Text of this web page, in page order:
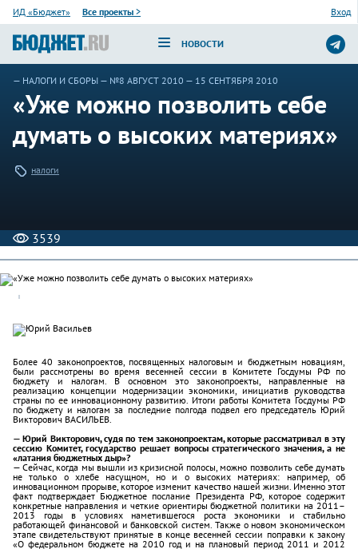
ИД «Бюджет» Все проекты > Вход
НОВОСТИ
— НАЛОГИ И СБОРЫ — №8 АВГУСТ 2010 — 15 СЕНТЯБРЯ 2010
«Уже можно позволить себе
думать о высоких материях»
налоги
3539
Более 40 законопроектов, посвященных налоговым и бюджетным новациям,
были рассмотрены во время весенней сессии в Комитете Госдумы РФ по
бюджету и налогам. В основном это законопроекты, направленные на
реализацию концепции модернизации экономики, инициатив руководства
страны по ее инновационному развитию. Итоги работы Комитета Госдумы РФ
по бюджету и налогам за последние полгода подвел его председатель Юрий
Викторович ВАСИЛЬЕВ.
— Юрий Викторович, судя по тем законопроектам, которые рассматривал в эту
сессию Комитет, государство решает вопросы стратегического значения, а не
«латания бюджетных дыр»?
— Сейчас, когда мы вышли из кризисной полосы, можно позволить себе думать
не только о хлебе насущном, но и о высоких материях: например, об
инновационном прорыве, которое изменит качество нашей жизни. Именно этот
факт подтверждает Бюджетное послание Президента РФ, которое содержит
конкретные направления и четкие ориентиры бюджетной политики на 2011–
2013 годы в условиях наметившегося роста экономики и стабильно
работающей финансовой и банковской систем. Также о новом экономическом
этапе свидетельствуют принятые в конце весенней сессии поправки к закону
«О федеральном бюджете на 2010 год и на плановый период 2011 и 2012